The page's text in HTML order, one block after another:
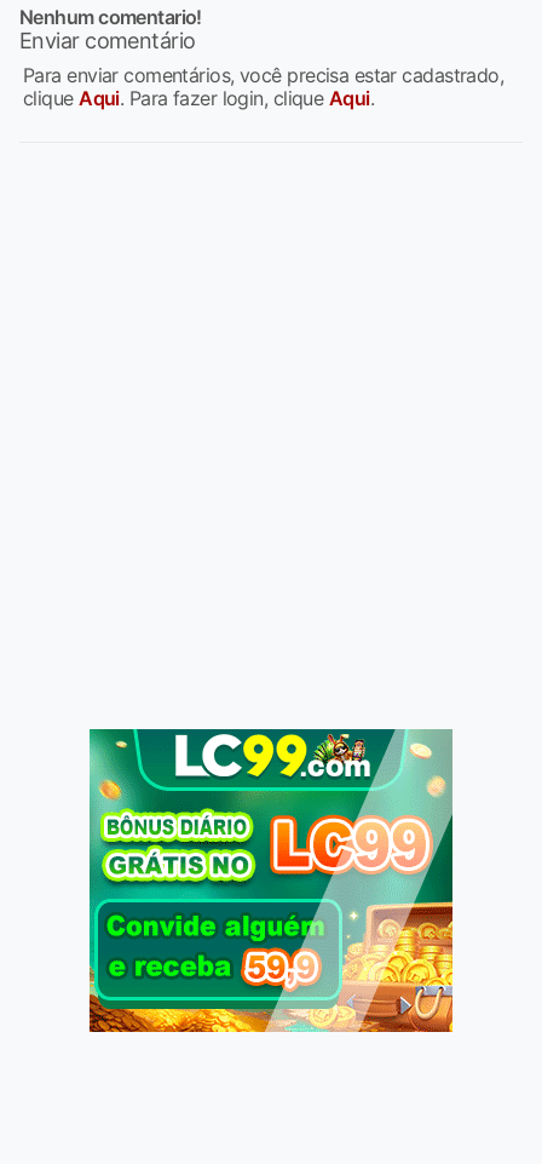
Nenhum comentario!
Enviar comentário
Para enviar comentários, você precisa estar cadastrado,
cliqueAqui. Para fazer login, clique Aqui.